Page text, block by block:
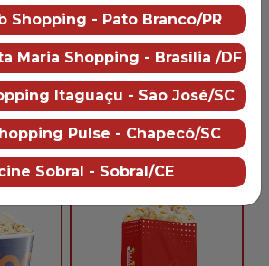
Shopping - Pato Branco/PR
Maria Shopping - Brasília /DF
Itaguaçu - São José/SC
Pulse - Chapecó/SC
Sobral - Sobral/CE